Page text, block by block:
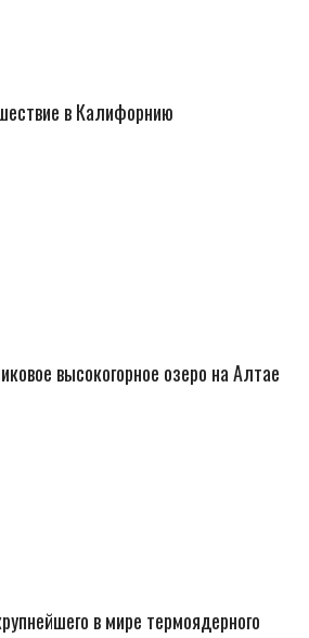
в Калифорнию
высокогорное озеро на Алтае
в мире термоядерного